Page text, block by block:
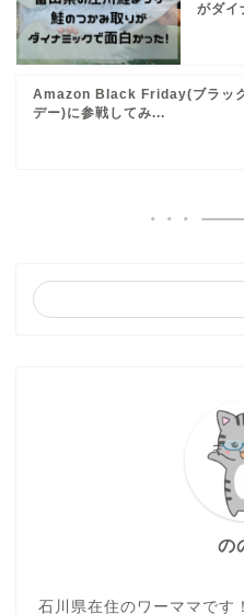
がダイ
Amazon Black Friday(ブラッ
デー)に参戦してみ...
の
石川県在住のワーママです